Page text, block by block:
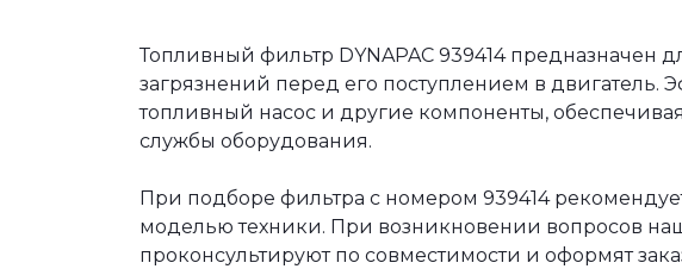
Топливный фильтр DYNAPAC 939414 предназначен
загрязнений перед его поступлением в двигатель.
топливный насос и другие компоненты,
службы оборудования.
При подборе фильтра с номером 939414
моделью техники. При возникновении вопросов
проконсультируют по совместимости и оформят